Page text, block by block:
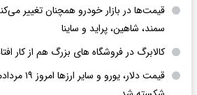
قیمت‌ها در بازار خودرو همچنان تغییر
سمند، شاهین، پراید و ساینا
کالابرگ در فروشگاه های بزرگ هم از کار